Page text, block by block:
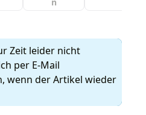
Zeit leider nicht
per E-Mail
wenn der Artikel wieder